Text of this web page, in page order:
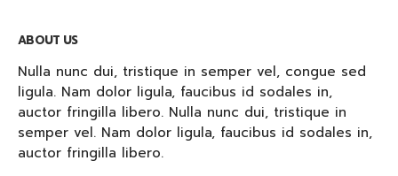
ABOUT US
Nulla nunc dui, tristique in semper vel, congue sed
ligula. Nam dolor ligula, faucibus id sodales in,
auctor fringilla libero. Nulla nunc dui, tristique in
semper vel. Nam dolor ligula, faucibus id sodales in,
auctor fringilla libero.